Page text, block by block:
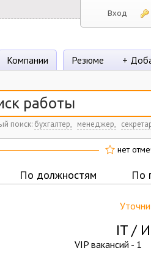
Вход
Компании Резюме +
поиск: бухгалтер, менеджер,
нет
По должностям По
IT /
VIP вакансий - 1